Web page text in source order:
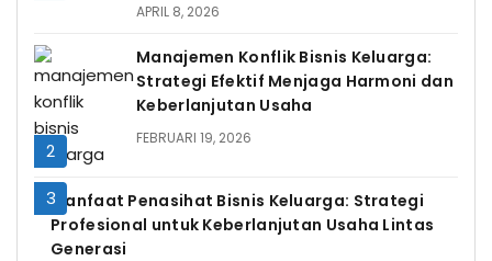
APRIL 8, 2026
Manajemen Konflik Bisnis Keluarga:
Strategi Efektif Menjaga Harmoni dan
Keberlanjutan Usaha
FEBRUARI 19, 2026
Manfaat Penasihat Bisnis Keluarga: Strategi
Profesional untuk Keberlanjutan Usaha Lintas
Generasi